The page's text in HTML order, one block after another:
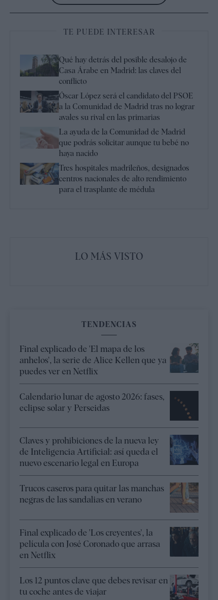
TE PUEDE INTERESAR
Qué hay detrás del posible desalojo de
Casa Árabe en Madrid: las claves del
conflicto
Óscar López será el candidato del PSOE
a la Comunidad de Madrid tras no lograr
avales su rival en las primarias
La ayuda de la Comunidad de Madrid
que podrás solicitar aunque tu bebé no
haya nacido
Tres hospitales madrileños, designados
centros nacionales de alto rendimiento
para el trasplante de médula
LO MÁS VISTO
TENDENCIAS
Final explicado de 'El mapa de los
anhelos', la serie de Alice Kellen que ya
puedes ver en Netflix
Calendario lunar de agosto 2026: fases,
eclipse solar y Perseidas
Claves y prohibiciones de la nueva ley
de Inteligencia Artificial: así queda el
nuevo escenario legal en Europa
Trucos caseros para quitar las manchas
negras de las sandalias en verano
Final explicado de 'Los creyentes', la
película con José Coronado que arrasa
en Netflix
Los 12 puntos clave que debes revisar en
tu coche antes de viajar